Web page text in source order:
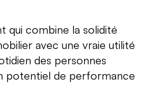
qui combine la solidité
avec une vraie utilité
des personnes
potentiel de performance